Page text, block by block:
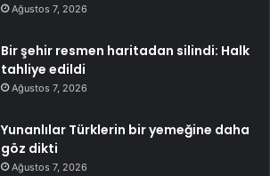
Ağustos 7, 2026
Bir şehir resmen haritadan silindi: Halk
tahliye edildi
Ağustos 7, 2026
Yunanlılar Türklerin bir yemeğine daha
göz dikti
Ağustos 7, 2026